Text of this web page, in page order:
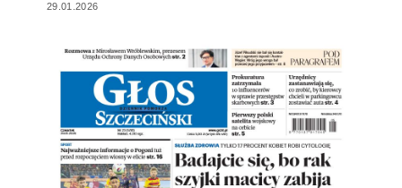
29.01.2026